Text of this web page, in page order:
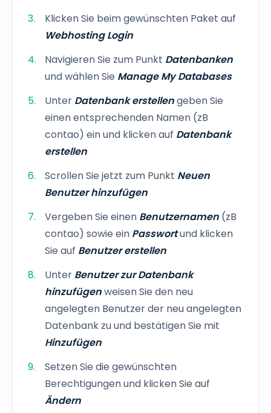
Klicken Sie beim gewünschten Paket auf
Webhosting Login
Navigieren Sie zum Punkt Datenbanken
und wählen Sie Manage My Databases
Unter Datenbank erstellengeben Sie
einen entsprechenden Namen (zB
contao) ein und klicken auf Datenbank
erstellen
Scrollen Sie jetzt zum Punkt Neuen
Benutzerhinzufügen
Vergeben Sie einen Benutzernamen (zB
contao) sowie ein Passwortund klicken
Sie auf Benutzer erstellen
Unter Benutzer zur Datenbank
hinzufügenweisen Sie den neu
angelegten Benutzer der neu angelegten
Datenbank zu und bestätigen Sie mit
Hinzufügen
Setzen Sie die gewünschten
Berechtigungen und klicken Sie auf
Ändern